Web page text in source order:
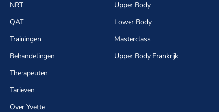
NRT
QAT
Trainingen
Behandelingen
Therapeuten
Tarieven
Over Yvette
Upper Body
Lower Body
Masterclass
Upper Body Frankrijk